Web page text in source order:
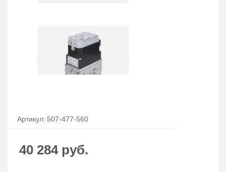
Артикул: 507-477-560
40 284руб.